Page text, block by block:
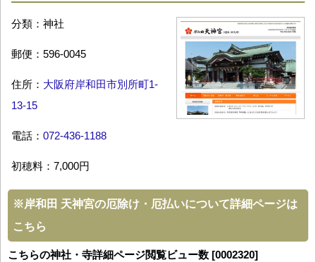
分類：神社
郵便：596-0045
住所： 大阪府岸和田市別所町1-
13-15
電話： 072-436-1188
初穂料：7,000円
※岸和田 天神宮の厄除け・厄払いについて詳細ページは
こちら
こちらの神社・寺詳細ページ閲覧ビュー数 [0002320]